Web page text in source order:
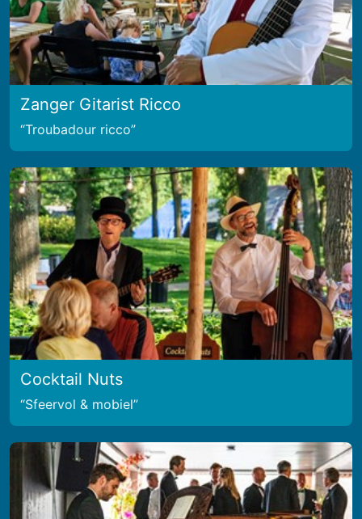
Zanger Gitarist Ricco
Troubadour ricco
Cocktail Nuts
Sfeervol & mobiel